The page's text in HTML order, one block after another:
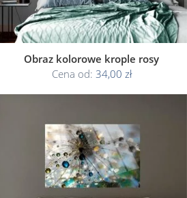
Obraz kolorowe krople rosy
Cena od: 34,00 zł